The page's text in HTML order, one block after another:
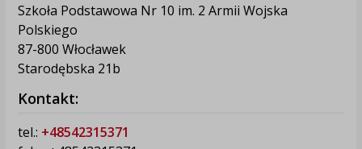
Szkoła Podstawowa Nr 10 im. 2 Armii Wojska
Polskiego
87-800 Włocławek
Starodębska 21b
Kontakt:
tel.: +48542315371